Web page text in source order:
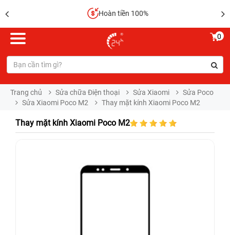
Hoàn tiền 100%
0
Trang chủ Sửa chữa Điện thoại Sửa Xiaomi
Sửa Poco
Sửa Xiaomi Poco M2
Thay mặt kính Xiaomi Poco M2
Thay mặt kính Xiaomi Poco M2